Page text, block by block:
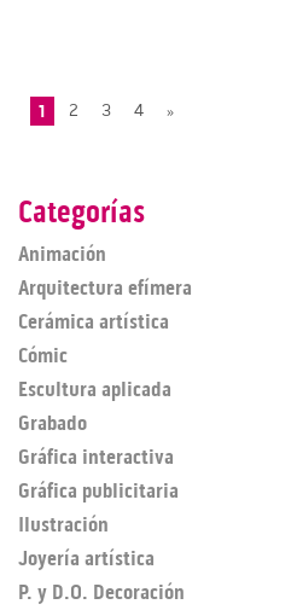
1 2 3 4 »
Categorías
Animación
Arquitectura efímera
Cerámica artística
Cómic
Escultura aplicada
Grabado
Gráfica interactiva
Gráfica publicitaria
Ilustración
Joyería artística
P. y D.O. Decoración